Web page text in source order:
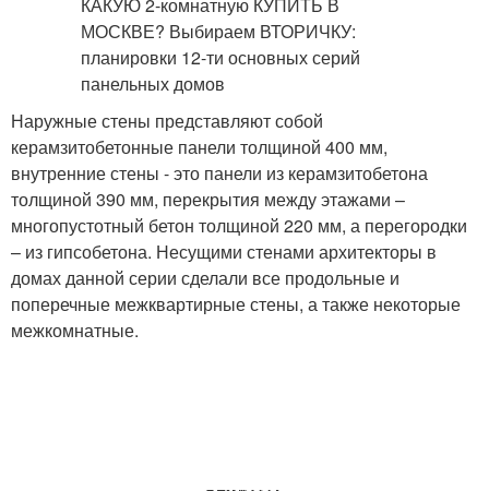
Наружные стены представляют собой
керамзитобетонные панели толщиной 400 мм,
внутренние стены - это панели из керамзитобетона
толщиной 390 мм, перекрытия между этажами –
многопустотный бетон толщиной 220 мм, а перегородки
– из гипсобетона. Несущими стенами архитекторы в
домах данной серии сделали все продольные и
поперечные межквартирные стены, а также некоторые
межкомнатные.